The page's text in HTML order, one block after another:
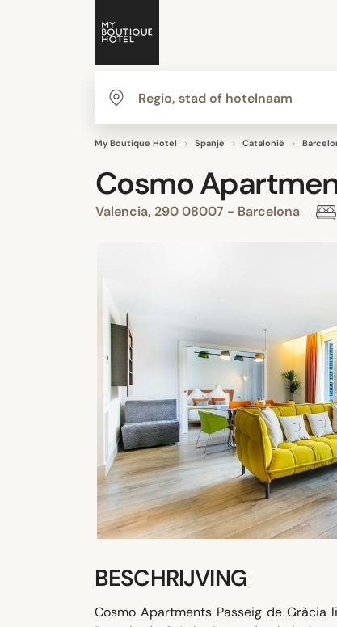
My Boutique Hotel Spanje Catalonië
Cosmo
Valencia, 290 08007 - Barcelona
BESCHRIJVING
Cosmo Apartments Passeig de